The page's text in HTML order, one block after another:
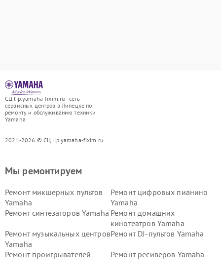
СЦ lip.yamaha-fixim.ru - сеть
сервисных центров в Липецке по
ремонту и обслуживанию техники
Yamaha
2021-2026 © СЦ lip.yamaha-fixim.ru
Мы ремонтируем
Ремонт микшерных пультов
Yamaha
Ремонт цифровых пианино
Yamaha
Ремонт синтезаторов Yamaha Ремонт домашних
кинотеатров Yamaha
Ремонт музыкальных центров
Yamaha
Ремонт DJ-пультов Yamaha
Ремонт проигрывателей
Ремонт ресиверов Yamaha